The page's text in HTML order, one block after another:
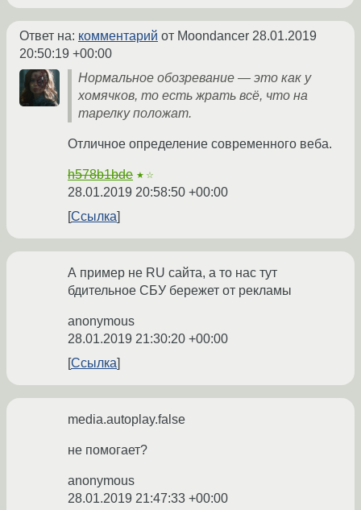
Ответ на: комментарий от Moondancer 28.01.2019
20:50:19 +00:00
Нормальное обозревание — это как у
хомячков, то есть жрать всё, что на
тарелку положат.
Отличное определение современного веба.
h578b1bde ★☆
28.01.2019 20:58:50 +00:00
Ссылка
А пример не RU сайта, а то нас тут
бдительное СБУ бережет от рекламы
anonymous
28.01.2019 21:30:20 +00:00
Ссылка
media.autoplay.false
не помогает?
anonymous
28.01.2019 21:47:33 +00:00